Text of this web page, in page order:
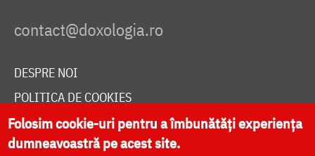
DESPRE NOI
POLITICA DE COOKIES
DONEAZĂ ONLINE PENTRU CATEDRALA NAȚIONALĂ
Folosim cookie-uri pentru a îmbunătăți experiența
dumneavoastră pe acest site.